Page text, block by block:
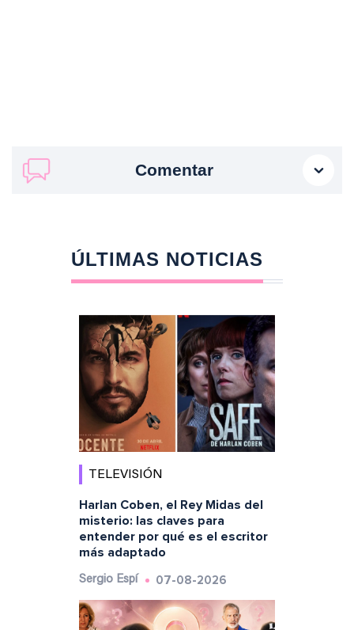
Comentar
ÚLTIMAS NOTICIAS
TELEVISIÓN
Harlan Coben, el Rey Midas del
misterio: las claves para
entender por qué es el escritor
más adaptado
Sergio Espí 07-08-2026